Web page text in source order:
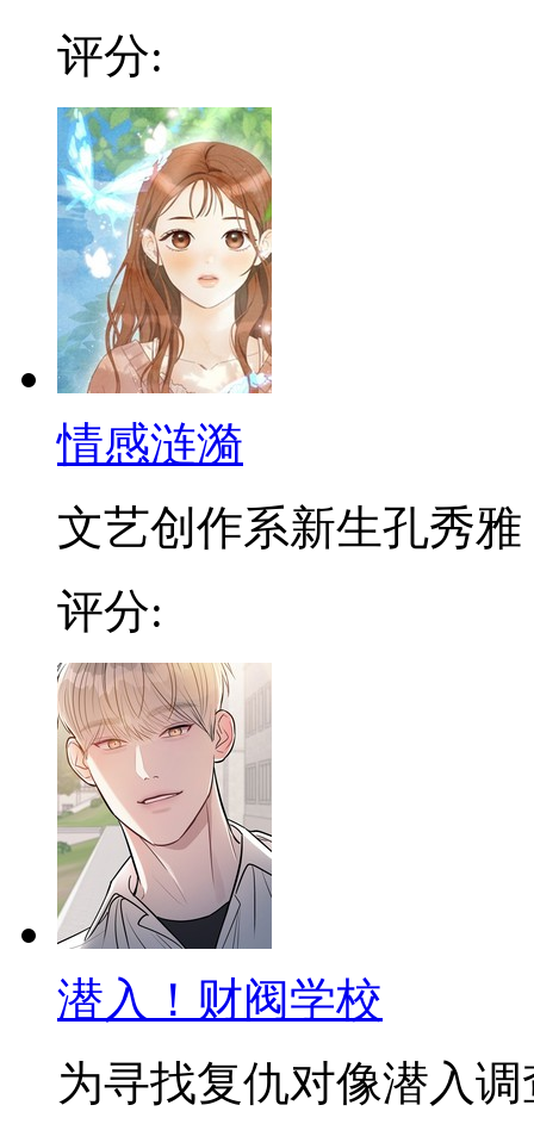
评分:
情感涟漪
文艺创作系新生孔秀雅
评分:
潜入！财阀学校
为寻找复仇对像潜入调